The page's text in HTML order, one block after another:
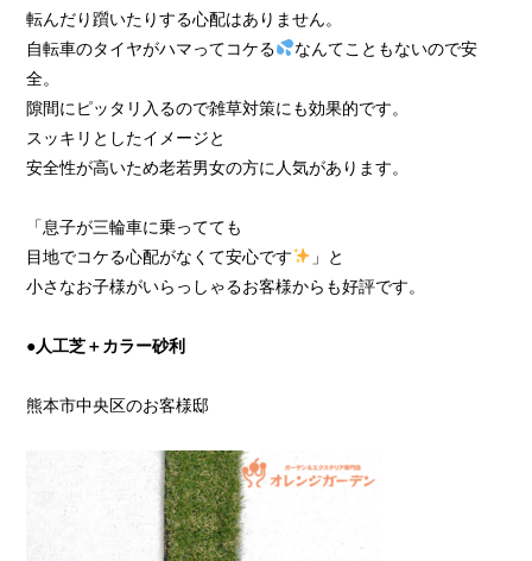
転んだり躓いたりする心配はありません。
自転車のタイヤがハマってコケる
なんてこともないので安
全。
隙間にピッタリ入るので雑草対策にも効果的です。
スッキリとしたイメージと
安全性が高いため老若男女の方に人気があります。
「息子が三輪車に乗ってても
目地でコケる心配がなくて安心です
」と
小さなお子様がいらっしゃるお客様からも好評です。
●人工芝＋カラー砂利
熊本市中央区のお客様邸